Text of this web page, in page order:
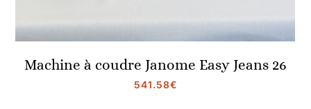
Machine à coudre Janome Easy Jeans 26
541.58€